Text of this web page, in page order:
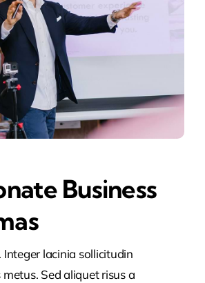
Business
Integer lacinia sollicitudin
metus. Sed aliquet risus a